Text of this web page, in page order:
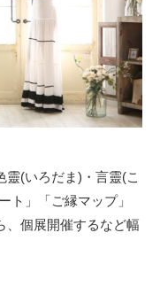
(いろだま)・言靈(こ
ト」「ご縁マップ」
、個展開催するなど幅